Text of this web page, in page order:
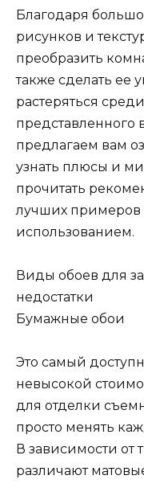
Благодаря
рисунков и
преобразить
также сделать ее
растеряться
представленного
предлагаем вам
узнать плюсы и
прочитать
лучших примеров
использованием.
Виды обоев для
недостатки
Бумажные обои
Это самый
невысокой
для отделки
просто менять
В зависимости от
различают